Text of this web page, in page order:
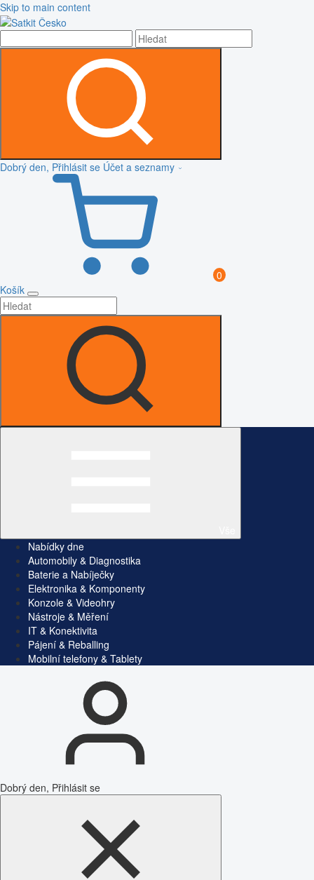
Skip to main content
Dobrý den, Přihlásit se Účet a seznamy
0
Košík
Nabídky dne
Automobily & Diagnostika
Baterie a Nabíječky
Elektronika & Komponenty
Konzole & Videohry
Nástroje & Měření
IT & Konektivita
Pájení & Reballing
Mobilní telefony & Tablety
Dobrý den, Přihlásit se